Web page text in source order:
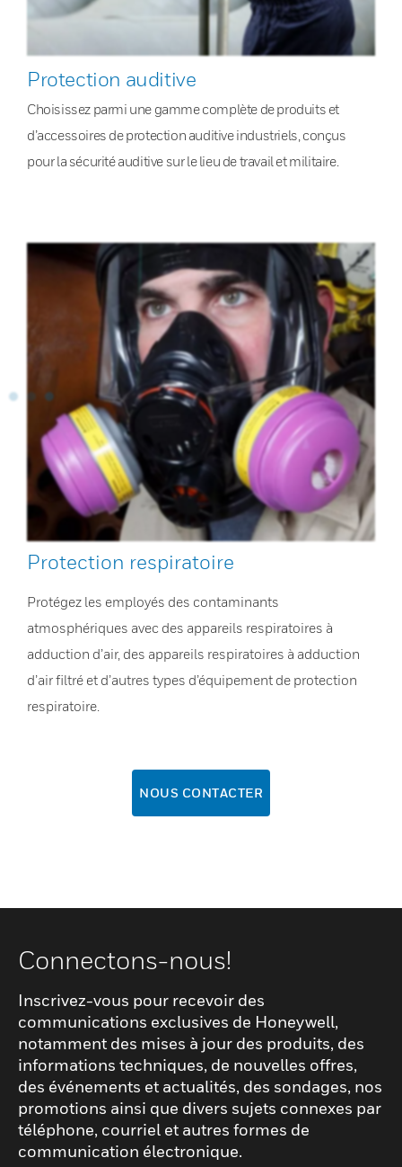
Protection auditive
Choisissez parmi une gamme complète de produits et
d’accessoires de protection auditive industriels, conçus
pour la sécurité auditive sur le lieu de travail et militaire.
Protection respiratoire
Protégez les employés des contaminants
atmosphériques avec des appareils respiratoires à
adduction d’air, des appareils respiratoires à adduction
d’air filtré et d’autres types d’équipement de protection
respiratoire.
NOUS CONTACTER
Connectons-nous!
Inscrivez-vous pour recevoir des
communications exclusives de Honeywell,
notamment des mises à jour des produits, des
informations techniques, de nouvelles offres,
des événements et actualités, des sondages, nos
promotions ainsi que divers sujets connexes par
téléphone, courriel et autres formes de
communication électronique.